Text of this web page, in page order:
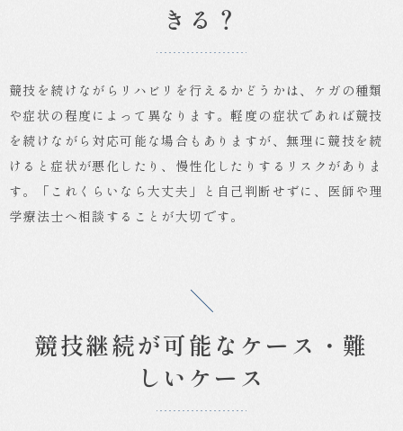
きる？
競技を続けながらリハビリを行えるかどうかは、ケガの種類
や症状の程度によって異なります。軽度の症状であれば競技
を続けながら対応可能な場合もありますが、無理に競技を続
けると症状が悪化したり、慢性化したりするリスクがありま
す。「これくらいなら大丈夫」と自己判断せずに、医師や理
学療法士へ相談することが大切です。
競技継続が可能なケース・難
しいケース